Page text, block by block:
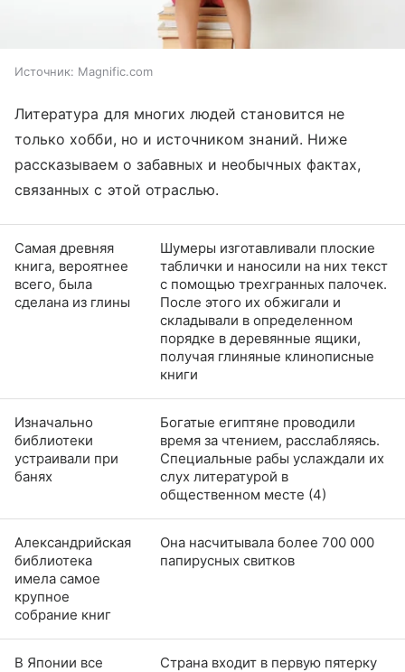
Источник: Magnific.com
Литература для многих людей становится не
только хобби, но и источником знаний. Ниже
рассказываем о забавных и необычных фактах,
связанных с этой отраслью.
Самая древняя
книга, вероятнее
всего, была
сделана из глины
Шумеры изготавливали плоские
таблички и наносили на них текст
с помощью трехгранных палочек.
После этого их обжигали и
складывали в определенном
порядке в деревянные ящики,
получая глиняные клинописные
книги
Изначально
библиотеки
устраивали при
банях
Богатые египтяне проводили
время за чтением, расслабляясь.
Специальные рабы услаждали их
слух литературой в
общественном месте (4)
Александрийская
библиотека
имела самое
крупное
собрание книг
Она насчитывала более 700 000
папирусных свитков
В Японии все
Страна входит в первую пятерку